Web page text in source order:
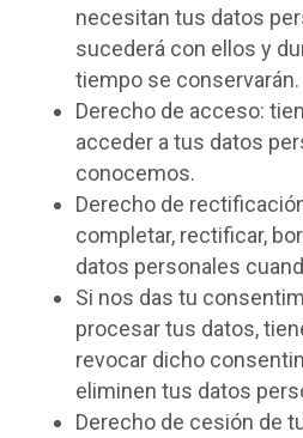
necesitan tus datos
sucederá con ellos y
tiempo se conservarán.
Derecho de acceso:
acceder a tus datos
conocemos.
Derecho de
completar, rectificar,
datos personales
Si nos das tu
procesar tus datos,
revocar dicho
eliminen tus datos
Derecho de cesión de